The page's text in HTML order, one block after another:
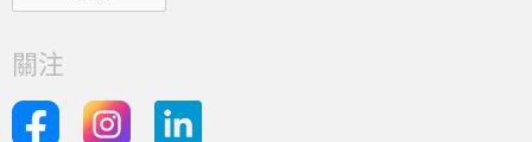
關注